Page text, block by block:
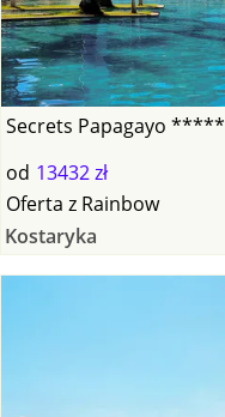
Secrets Papagayo *****
od 13432 zł
Oferta z Rainbow
Kostaryka